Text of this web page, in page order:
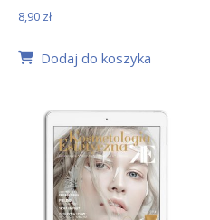
8,90 zł
Dodaj do koszyka